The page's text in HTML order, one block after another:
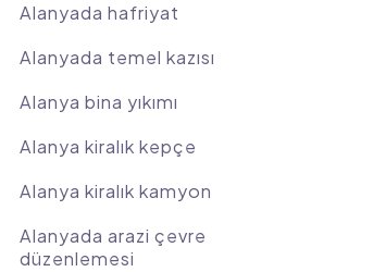
Alanyada hafriyat
Alanyada temel kazısı
Alanya bina yıkımı
Alanya kiralık kepçe
Alanya kiralık kamyon
Alanyada arazi çevre
düzenlemesi